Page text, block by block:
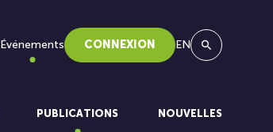
Événements CONNEXION EN
PUBLICATIONS NOUVELLES